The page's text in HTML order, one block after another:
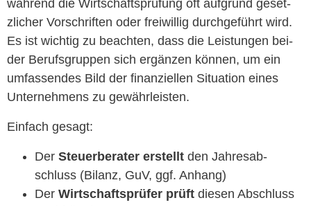
während die Wirtschaft­sprü­fung oft auf­grund geset­
zlich­er Vorschriften oder frei­willig durchge­führt wird.
Es ist wichtig zu beacht­en, dass die Leis­tun­gen bei­
der Beruf­s­grup­pen sich ergänzen kön­nen, um ein
umfassendes Bild der finanziellen Sit­u­a­tion eines
Unternehmens zu gewährleisten.
Ein­fach gesagt:
Der Steuer­ber­ater erstellt den Jahresab­
schluss (Bilanz, GuV, ggf. Anhang)
Der Wirtschaft­sprüfer prüft diesen Abschluss